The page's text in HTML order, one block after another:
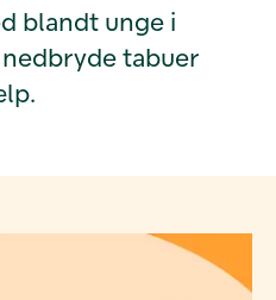
blandt unge i
tabuer